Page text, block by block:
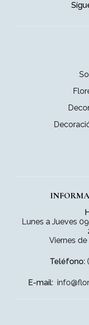
Lunes a Jueves
Viernes de
Teléfono:
E-mail: